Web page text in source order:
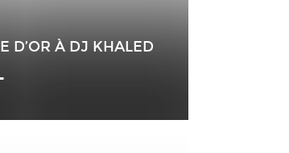
D’OR À DJ KHALED